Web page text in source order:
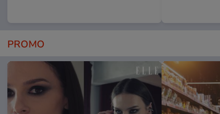
PROMO